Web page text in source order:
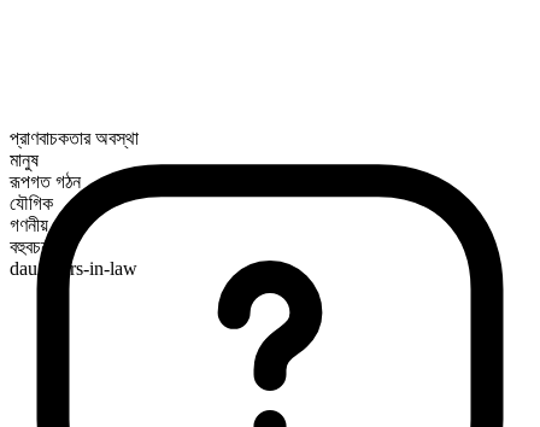
প্রাণবাচকতার অবস্থা
মানুষ
রূপগত গঠন
যৌগিক
গণনীয়
বহুবচন রূপ
daughters-in-law